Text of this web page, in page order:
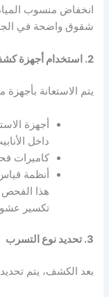
انخفاض منسوب
شقوق واضحة في
2. استخدام أجهزة كشف التسربات
يتم الاستعانة
أجهزة
داخل
كاميرات
أنظمة
هذا الفحص
تكسير
3. تحديد نوع التسرب
بعد الكشف، يتم